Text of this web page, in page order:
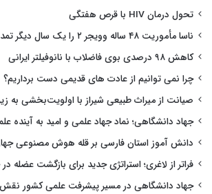
تحول درمان HIV با قرص هفتگی
ناسا مأموریت ۴۸ ساله وویجر ۲ را یک سال دیگر تمدید کرد
کاهش ۹۸ درصدی بوی فاضلاب با نانوفیلتر ایرانی
چرا نمی توانیم از عادت های قدیمی دست برداریم؟
صیانت از میراث طبیعی شیراز با اولویت‌بخشی به
جهاد دانشگاهی؛ نماد جهاد علمی و امید به آینده
دانش آموز استان فارسی بر قله هوش مصنوعی
فراتر از لاغری؛ استراتژی جدید برای بازگشت عضله
جهاد دانشگاهی در مسیر پیشرفت علمی کشور